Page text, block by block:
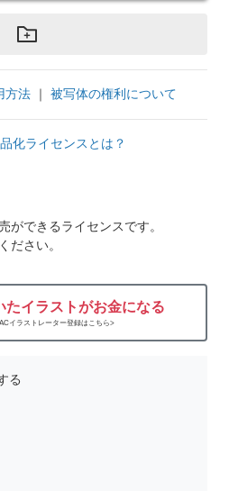
方法 ｜ 被写体の権利について
化ライセンスとは？
ができるライセンスです。
ださい。
たイラストがお金になる
イラストレーター登録はこちら>
る